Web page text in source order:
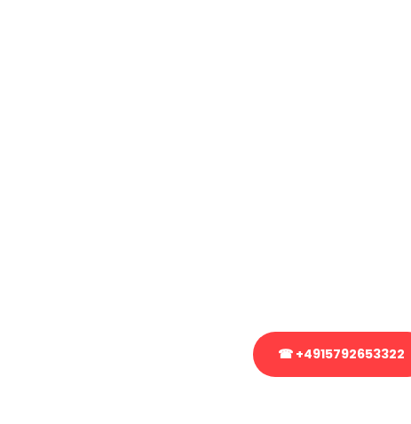
☎ +4915792653322